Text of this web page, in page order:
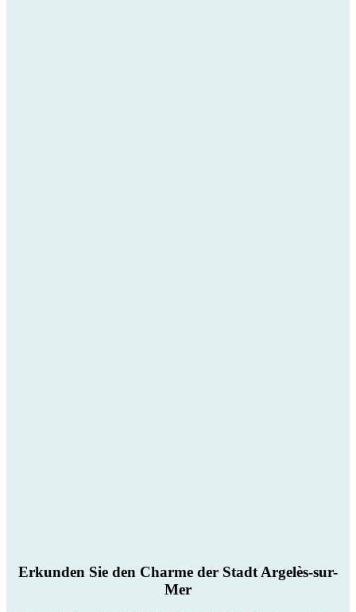
Erkunden Sie den Charme der Stadt Argelès-sur-
Mer